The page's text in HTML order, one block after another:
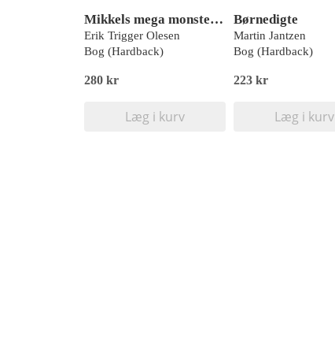
Mikkels mega monstertruck
Erik Trigger Olesen
Bog (Hardback)
280 kr
Læg i kurv
Børnedigte
Martin Jantzen
Bog (Hardback)
223 kr
Læg i kurv